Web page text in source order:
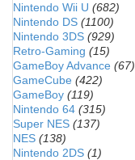
Nintendo Wii U (682)
Nintendo DS (1100)
Nintendo 3DS (929)
Retro-Gaming (15)
GameBoy Advance (67)
GameCube (422)
GameBoy (119)
Nintendo 64 (315)
Super NES (137)
NES (138)
Nintendo 2DS (1)